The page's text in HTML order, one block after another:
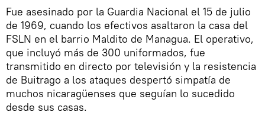
Fue asesinado por la Guardia Nacional el 15 de julio
de 1969, cuando los efectivos asaltaron la casa del
FSLN en el barrio Maldito de Managua. El operativo,
que incluyó más de 300 uniformados, fue
transmitido en directo por televisión y la resistencia
de Buitrago a los ataques despertó simpatía de
muchos nicaragüenses que seguían lo sucedido
desde sus casas.